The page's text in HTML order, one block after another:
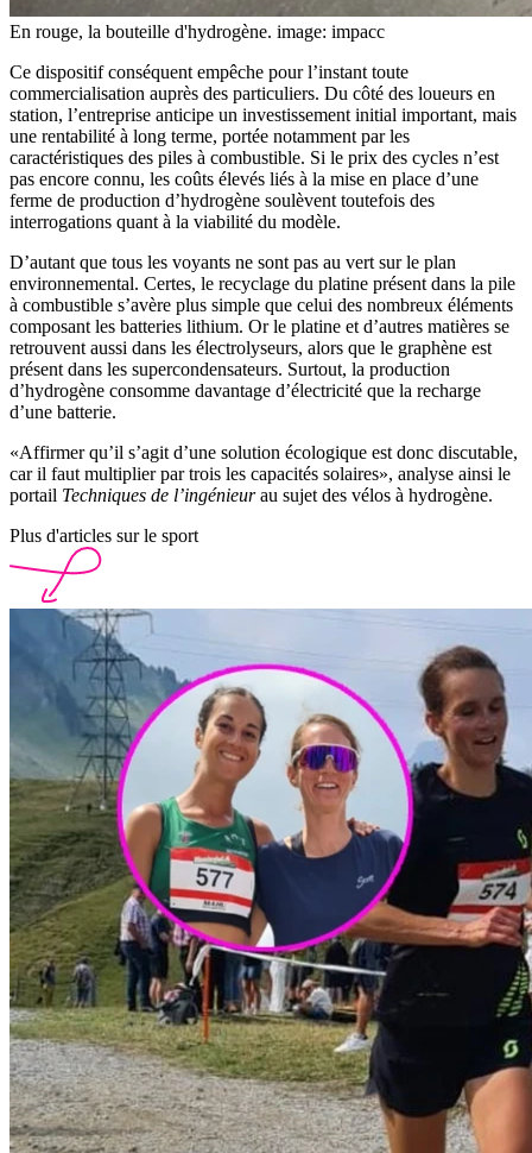
En rouge, la bouteille d'hydrogène. image: impacc
Ce dispositif conséquent empêche pour l’instant toute
commercialisation auprès des particuliers. Du côté des loueurs en
station, l’entreprise anticipe un investissement initial important, mais
une rentabilité à long terme, portée notamment par les
caractéristiques des piles à combustible. Si le prix des cycles n’est
pas encore connu, les coûts élevés liés à la mise en place d’une
ferme de production d’hydrogène soulèvent toutefois des
interrogations quant à la viabilité du modèle.
D’autant que tous les voyants ne sont pas au vert sur le plan
environnemental. Certes, le recyclage du platine présent dans la pile
à combustible s’avère plus simple que celui des nombreux éléments
composant les batteries lithium. Or le platine et d’autres matières se
retrouvent aussi dans les électrolyseurs, alors que le graphène est
présent dans les supercondensateurs. Surtout, la production
d’hydrogène consomme davantage d’électricité que la recharge
d’une batterie.
«Affirmer qu’il s’agit d’une solution écologique est donc discutable,
car il faut multiplier par trois les capacités solaires», analyse ainsi le
portail Techniques de l’ingénieurau sujet des vélos à hydrogène.
Plus d'articles sur le sport